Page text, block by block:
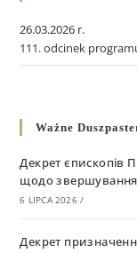
26.03.2026 r.
111. odcinek
Ważne
Декрет єпископів
щодо звершування
6 LIPCA 2026 /
Декрет